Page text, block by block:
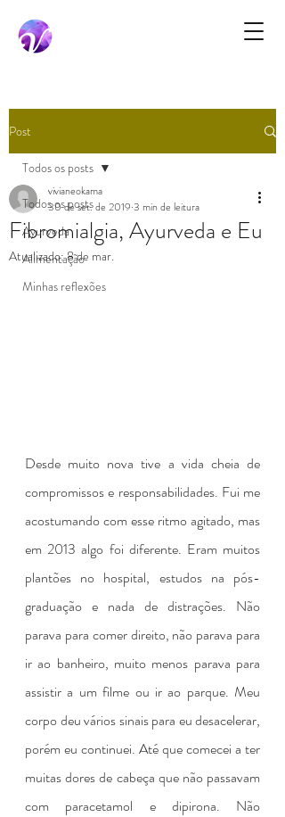
Post
Todos os posts
Ayurveda
Alimentação
Minhas reflexões
Todos os posts
Fibromialgia, Ayurveda e Eu
vivianeokama
30 de set. de 2019 3 min de leitura
Atualizado:8 de mar.
Desde muito nova tive a vida cheia de
compromissos e responsabilidades. Fui me
acostumando com esse ritmo agitado, mas
em 2013 algo foi diferente. Eram muitos
plantões no hospital, estudos na pós-
graduação e nada de distrações. Não
parava para comer direito, não parava para
ir ao banheiro, muito menos parava para
assistir a um filme ou ir ao parque. Meu
corpo deu vários sinais para eu desacelerar,
porém eu continuei. Até que comecei a ter
muitas dores de cabeça que não passavam
com paracetamol e dipirona. Não